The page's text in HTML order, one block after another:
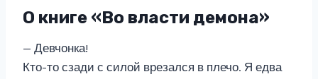
О книге «Во власти демона»
— Девчонка!
Кто-то сзади с силой врезался в плечо. Я едва